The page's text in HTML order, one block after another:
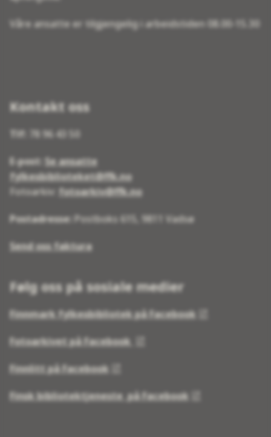
Våre ansatte er tilgjengelig i arbeidstiden 08.00-15.30
Kontakt oss
Tlf: 78 96 43 50
E-post: Se ansatte
fylkesbiblioteket@ffk.no
Fotoarkiv: fotoarkiv@ffk.no
Postadresse: Postboks 615, 9811 Vadsø
Send oss faktura
Følg oss på sosiale medier
Finnmark fylkesbibliotek på Facebook
Fotoarkivet på Facebook
Finnlitt på Facebook
Finsk bibliotektjeneste på Facebook